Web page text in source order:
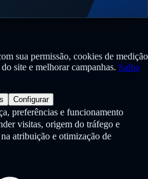
sua permissão, cookies de medição
site e melhorar campanhas. Saiba
Configurar
preferências e funcionamento
visitas, origem do tráfego e
atribuição e otimização de